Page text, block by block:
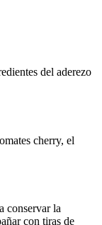
del aderezo
cherry, el
conservar la
con tiras de